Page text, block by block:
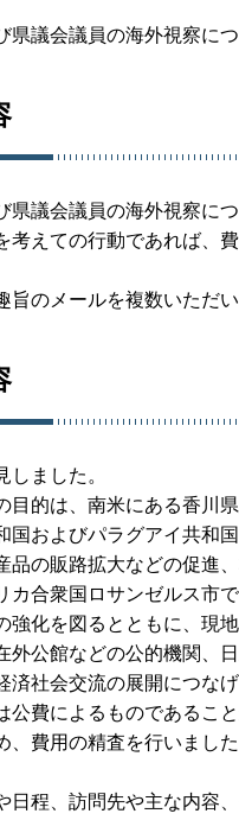
県議会議員の海外視察に
県議会議員の海外視察に
考えての行動であれば、
旨のメールを複数いただい
しました。
目的は、南米にある香川
国およびパラグアイ共和
品の販路拡大などの促進
カ合衆国ロサンゼルス市
強化を図るとともに、現
外公館などの公的機関、
済社会交流の展開につな
公費によるものであるこ
、費用の精査を行いました
日程、訪問先や主な内容